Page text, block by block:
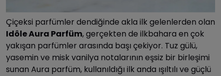
Çiçeksi parfümler dendiğinde akla ilk gelenlerden olan
Idôle Aura Parfüm, gerçekten de ilkbahara en çok
yakışan parfümler arasında başı çekiyor. Tuz gülü,
yasemin ve misk vanilya notalarının eşsiz bir birleşimi
sunan Aura parfüm, kullanıldığı ilk anda ışıltılı ve güçlü